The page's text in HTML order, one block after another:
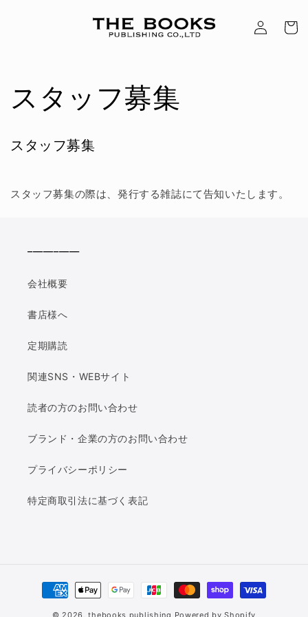
그
트
スタッフ募集
スタッフ募集
スタッフ募集の際は、発行する雑誌にて告知いたします。
会社概要
書店様へ
定期購読
関連SNS・WEBサイト
読者の方のお問い合わせ
ブランド・企業の方のお問い合わせ
プライバシーポリシー
特定商取引法に基づく表記
결
제
© 2026,thebooks publishing Powered by Shopify